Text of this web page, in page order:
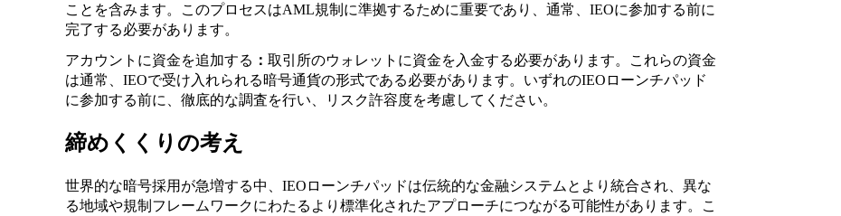
ことを含みます。このプロセスはAML規制に準拠するために重要であり、通常、IEOに参加する前に
完了する必要があります。
アカウントに資金を追加する ： 取引所のウォレットに資金を入金する必要があります。これらの資金
は通常、IEOで受け入れられる暗号通貨の形式である必要があります。いずれのIEOローンチパッド
に参加する前に、徹底的な調査を行い、リスク許容度を考慮してください。
締めくくりの考え
世界的な暗号採用が急増する中、IEOローンチパッドは伝統的な金融システムとより統合され、異な
る地域や規制フレームワークにわたるより標準化されたアプローチにつながる可能性があります。こ